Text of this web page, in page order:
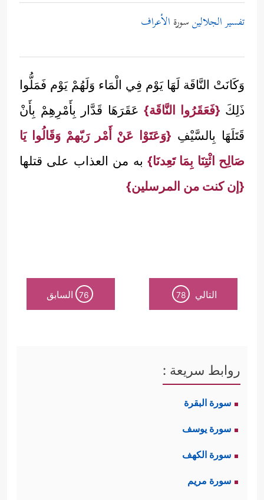
تفسير الجلالينسورة الأعراف
وَكَانَتْ النَّاقَة لَهَا يَوْم فِي الْمَاء وَلَهُمْ يَوْم فَمَلُّوا
ذَلِكَ {فَعَقَرُوا النَّاقَة} عَقَرَهَا قَدَّار بِأَمْرِهِمْ بِأَنْ
قَتَلَهَا بِالسَّيْفِ {وَعَتَوْا عَنْ أَمْر رَبّهمْ وَقَالُوا يَا
صَالِح ائْتِنَا بِمَا تَعِدنَا} به من العذاب على قتلها
{إن كنت من المرسلين}
التالي 78
76 السابق
روابط سريعة :
سورة البقرة
سورة يوسف
سورة الكهف
سورة مريم